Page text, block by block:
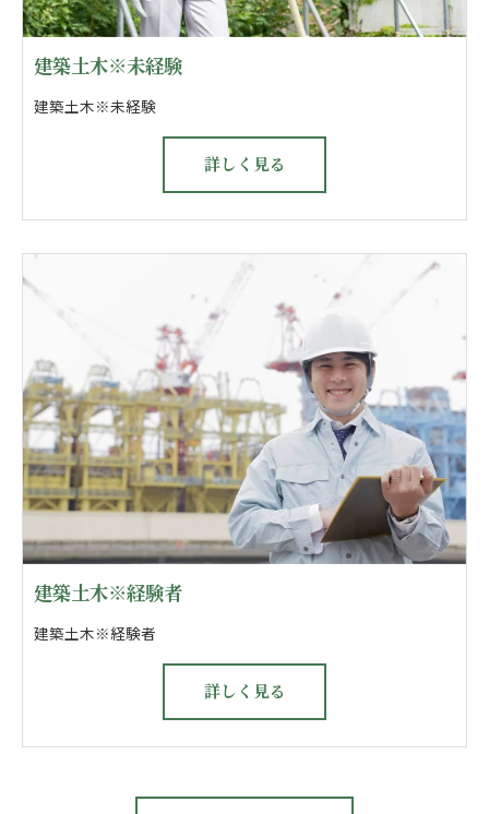
建築土木※未経験
建築土木※未経験
詳しく見る
建築土木※経験者
建築土木※経験者
詳しく見る